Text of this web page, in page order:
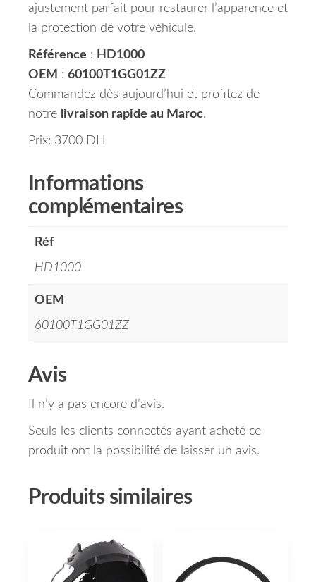
ajustement parfait pour restaurer l’apparence et
la protection de votre véhicule.
Référence : HD1000
OEM : 60100T1GG01ZZ
Commandez dès aujourd’hui et profitez de
notre livraison rapide au Maroc.
Prix: 3700 DH
Informations
complémentaires
Réf
HD1000
OEM
60100T1GG01ZZ
Avis
Il n’y a pas encore d’avis.
Seuls les clients connectés ayant acheté ce
produit ont la possibilité de laisser un avis.
Produits similaires